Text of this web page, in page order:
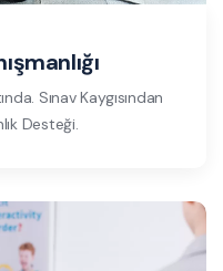
Sınav Kaygısından
Desteği.